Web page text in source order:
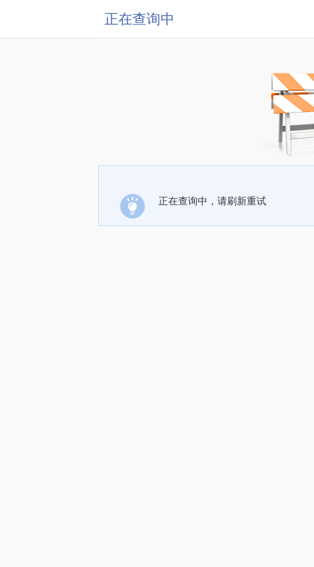
正在查询中
正在查询中，请刷新重试